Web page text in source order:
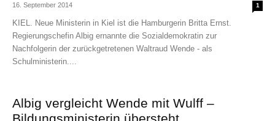
16. September 2014 1
KIEL. Neue Ministerin in Kiel ist die Hamburgerin Britta Ernst.
Regierungschefin Albig ernannte die Sozialdemokratin zur
Nachfolgerin der zurückgetretenen Waltraud Wende - als
Schulministerin....
Albig vergleicht Wende mit Wulff –